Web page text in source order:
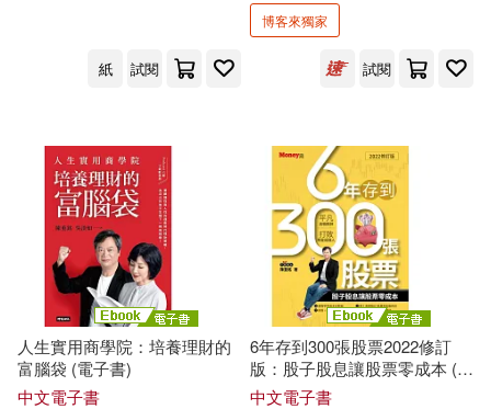
紙 試閱
博客來獨家
試閱
人生實用商學院：培養理財的
富腦袋 (電子書)
中文電子書
6年存到300張股票2022修訂
版：股子股息讓股票零成本 (電
子書)
中文電子書